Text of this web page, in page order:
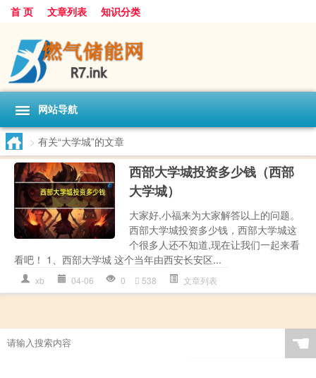
首 页 文章列表 知识分类
网站导航
> 有关“大学城”的文章
西部大学城投资多少钱（西部
大学城）
大家好,小福来为大家解答以上的问题。
西部大学城投资多少钱，西部大学城这
个很多人还不知道,现在让我们一起来看
看吧！ 1、西部大学城 这个当年由西安长安区...
xb 04-06 0 538 文章列表
☚